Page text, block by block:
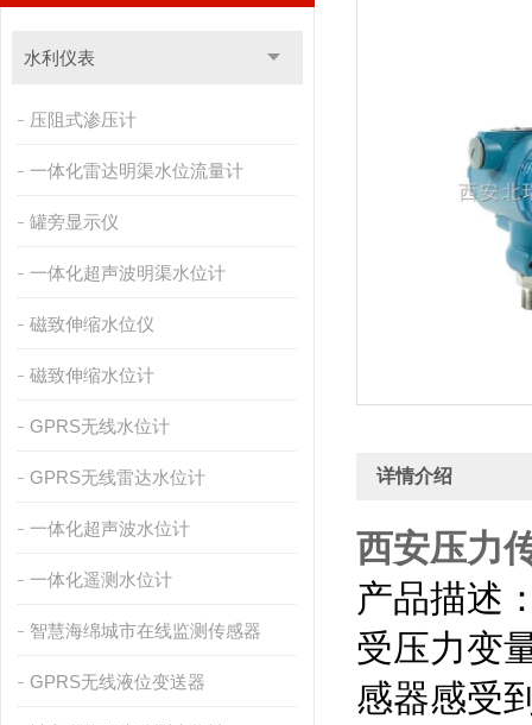
水利仪表
压阻式渗压计
一体化雷达明渠水位流量计
罐旁显示仪
一体化超声波明渠水位计
磁致伸缩水位仪
磁致伸缩水位计
GPRS无线水位计
GPRS无线雷达水位计
一体化超声波水位计
一体化遥测水位计
智慧海绵城市在线监测传感器
GPRS无线液位变送器
详情介绍
西安压力
产品描述
受压力变
感器感受